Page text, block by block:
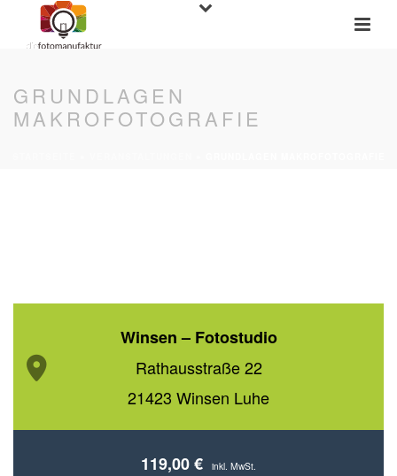
GRUNDLAGEN
MAKROFOTOGRAFIE
Winsen – Fotostudio
Rathausstraße 22
21423 Winsen Luhe
119,00 € inkl. MwSt.